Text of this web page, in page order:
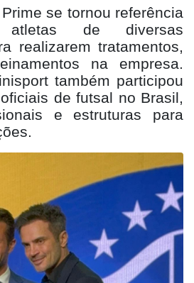
se tornou referência
de diversas
realizarem tratamentos,
na empresa.
também participou
de futsal no Brasil,
e estruturas para